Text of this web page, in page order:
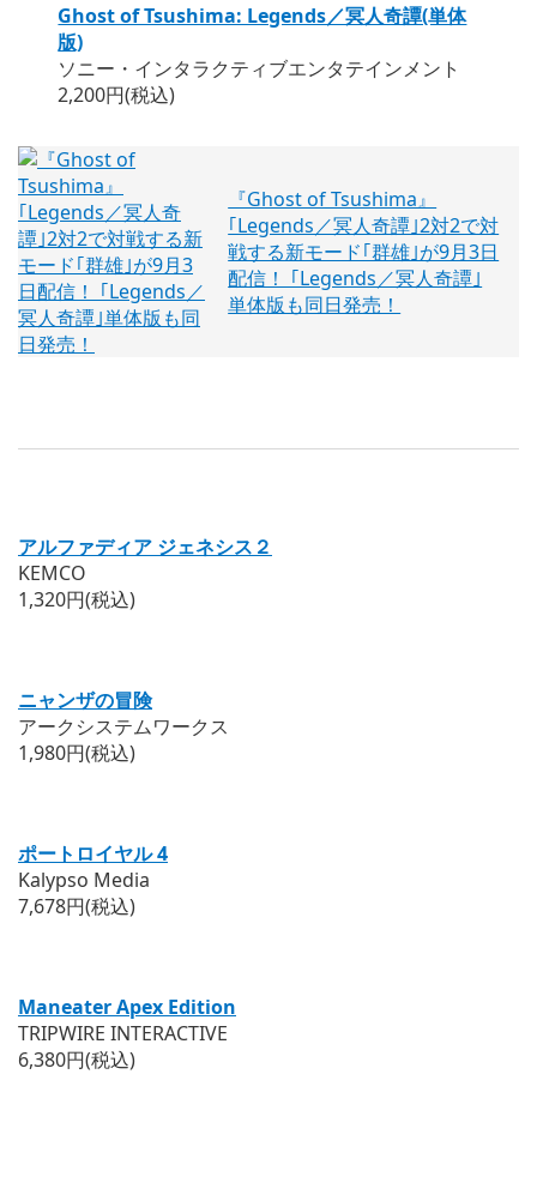
Ghost of Tsushima: Legends／冥人奇譚(単体
版)
ソニー・インタラクティブエンタテインメント
2,200円(税込)
『Ghost of Tsushima』
｢Legends／冥人奇譚｣2対2で対
戦する新モード｢群雄｣が9月3日
配信！ ｢Legends／冥人奇譚｣
単体版も同日発売！
アルファディア ジェネシス２
KEMCO
1,320円(税込)
ニャンザの冒険
アークシステムワークス
1,980円(税込)
ポートロイヤル 4
Kalypso Media
7,678円(税込)
Maneater Apex Edition
TRIPWIRE INTERACTIVE
6,380円(税込)